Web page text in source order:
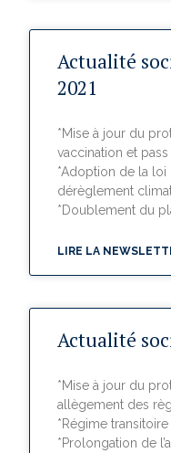
Actualité
2021
*Mise à jour du
vaccination et pass
*Adoption de la
dérèglement
*Doublement du
LIRE LA
Actualité
*Mise à jour du
allègement des
*Régime
*Prolongation de